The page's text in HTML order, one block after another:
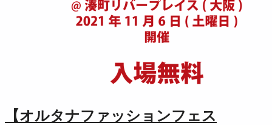
【オルタナファッションフェス